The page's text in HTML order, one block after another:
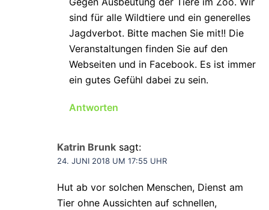
sind für alle Wildtiere und ein generelles
Jagdverbot. Bitte machen Sie mit!! Die
Veranstaltungen finden Sie auf den
Webseiten und in Facebook. Es ist immer
ein gutes Gefühl dabei zu sein.
Antworten
Katrin Brunk sagt:
24. JUNI 2018 UM 17:55 UHR
Hut ab vor solchen Menschen, Dienst am
Tier ohne Aussichten auf schnellen,